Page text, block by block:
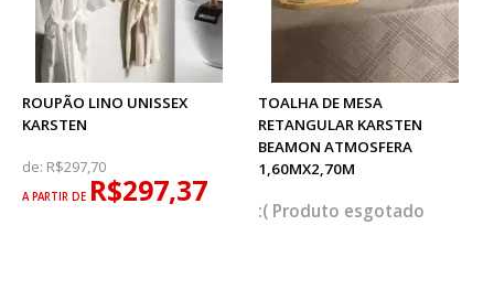
ROUPÃO LINO UNISSEX
KARSTEN
de: R$297,70
A PARTIR DE R$297,37
TOALHA DE MESA
RETANGULAR KARSTEN
BEAMON ATMOSFERA
1,60MX2,70M
esgotado